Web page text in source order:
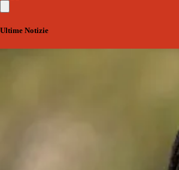
Ultime Notizie